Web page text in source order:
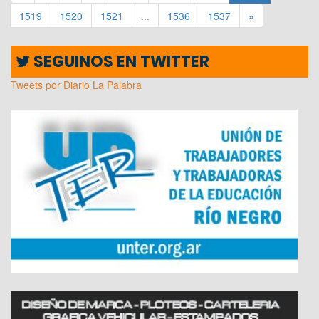
1519
1520 1521 ... 1536 1537 »
SEGUINOS EN TWITTER
Tweets por Diario La Palabra